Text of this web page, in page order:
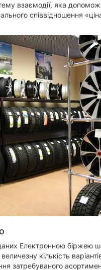
взаємодії, яка
співвідношення
Електронною біржею
кількість
затребуваного